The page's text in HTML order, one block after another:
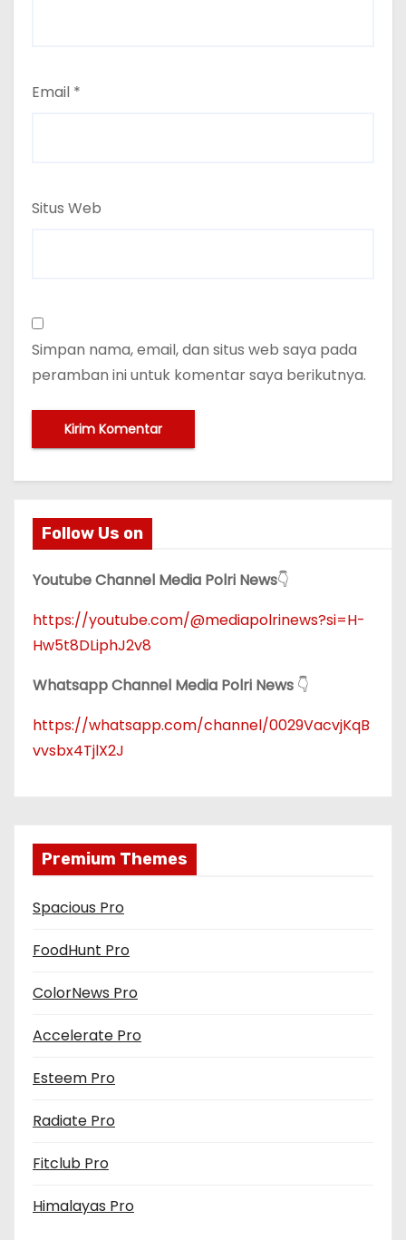
Email *
Situs Web
Simpan nama, email, dan situs web saya pada
peramban ini untuk komentar saya berikutnya.
Follow Us on
Youtube Channel Media Polri News👇
https://youtube.com/@mediapolrinews?si=H-
Hw5t8DLiphJ2v8
Whatsapp Channel Media Polri News 👇
https://whatsapp.com/channel/0029VacvjKqB
vvsbx4TjlX2J
Premium Themes
Spacious Pro
FoodHunt Pro
ColorNews Pro
Accelerate Pro
Esteem Pro
Radiate Pro
Fitclub Pro
Himalayas Pro